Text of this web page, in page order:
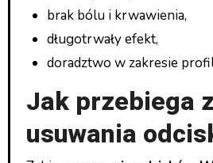
brak bólu i krwawienia,
długotrwały efekt,
doradztwo w zakresie
Jak przebiega
usuwania